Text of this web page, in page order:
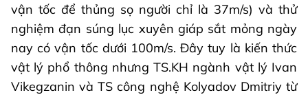
vận tốc để thủng sọ người chỉ là 37m/s) và thử
nghiệm đạn súng lục xuyên giáp sắt mỏng ngày
nay có vận tốc dưới 100m/s. Đây tuy là kiến thức
vật lý phổ thông nhưng TS.KH ngành vật lý Ivan
Vikegzanin và TS công nghệ Kolyadov Dmitriy từ